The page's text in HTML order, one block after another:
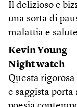
Il delizioso e
una sorta di
malattia e
Kevin Young
Night watch
Questa
e saggista